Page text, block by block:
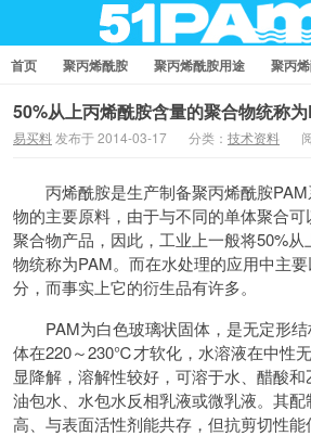
首页 聚丙烯酰胺 聚丙烯酰胺用途
聚丙
聚丙烯酰胺厂家
聚丙烯酰胺知识
聚丙烯酰胺
业界资讯
问答社区
50%从上丙烯酰胺含量的聚合物统称
易买料 发布于 2014-03-17 分类： 技术资料
丙烯酰胺是生产制备聚丙烯酰胺
物的主要原料，由于与不同的单体聚合
聚合物产品，因此，工业上一般将50%
物统称为PAM。而在水处理的应用中主
分，而事实上它的衍生品有许多。
PAM为白色玻璃状固体，是无定形
体在220～230℃才软化，水溶液在中性
显降解，溶解性较好，可溶于水、醋酸和
油包水、水包水反相乳液或微乳液。其
高、与表面活性剂能共存，但抗剪切性能